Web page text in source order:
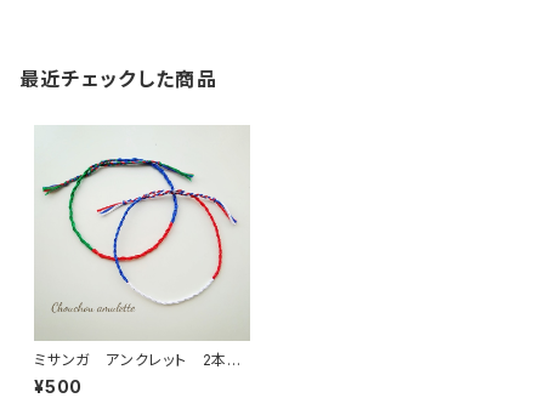
最近チェックした商品
ミサンガ アンクレット 2本セ
ット
¥500